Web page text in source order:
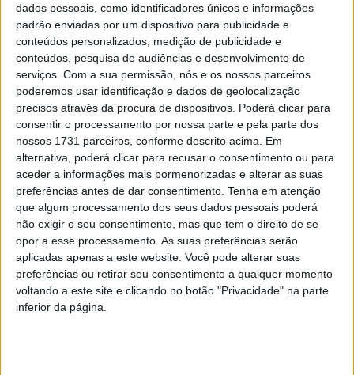
dados pessoais, como identificadores únicos e informações
padrão enviadas por um dispositivo para publicidade e
conteúdos personalizados, medição de publicidade e
conteúdos, pesquisa de audiências e desenvolvimento de
serviços. Com a sua permissão, nós e os nossos parceiros
poderemos usar identificação e dados de geolocalização
precisos através da procura de dispositivos. Poderá clicar para
consentir o processamento por nossa parte e pela parte dos
nossos 1731 parceiros, conforme descrito acima. Em
alternativa, poderá clicar para recusar o consentimento ou para
aceder a informações mais pormenorizadas e alterar as suas
preferências antes de dar consentimento. Tenha em atenção
que algum processamento dos seus dados pessoais poderá
não exigir o seu consentimento, mas que tem o direito de se
opor a esse processamento. As suas preferências serão
aplicadas apenas a este website. Você pode alterar suas
preferências ou retirar seu consentimento a qualquer momento
voltando a este site e clicando no botão "Privacidade" na parte
inferior da página.
pendente, outros três ficaram sujeitos a apresentações
periódicas às autoridades e dois ficaram com termo de
identidade e residência.
A PSP confirmou a apreensão de três armas e várias
armas e cerca de duas centenas de munições de
diversos calibres, ainda 187 gramas de droga e diverso
material, entre o qual ferramentas, televisores, consolas
de jogos, câmara de vigilância, ouro e 1.600 euros em
dinheiro.
Esta e outras notícias para ouvir na Estação Diária – 96.8
FM ou emwww.968.fm.